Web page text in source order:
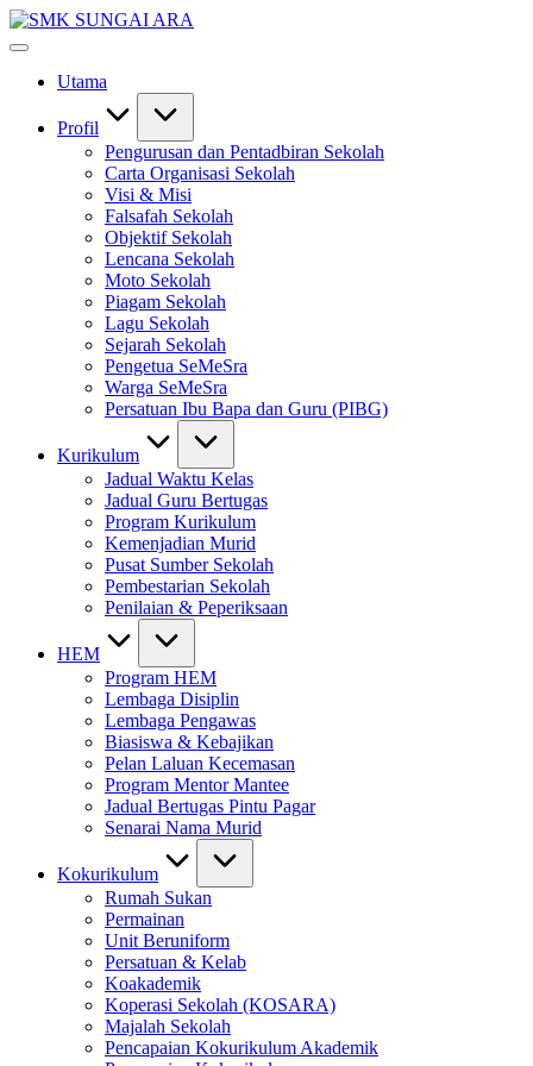
Skip
to
#KetekunanNadiKecemerlangan
#SeMeSradiHati
Utama
Profil
Pengurusan dan Pentadbiran Sekolah
Carta Organisasi Sekolah
Visi & Misi
Falsafah Sekolah
Objektif Sekolah
Lencana Sekolah
Moto Sekolah
Piagam Sekolah
Lagu Sekolah
Sejarah Sekolah
Pengetua SeMeSra
Warga SeMeSra
Persatuan Ibu Bapa dan Guru (PIBG)
Kurikulum
Jadual Waktu Kelas
Jadual Guru Bertugas
Program Kurikulum
Kemenjadian Murid
Pusat Sumber Sekolah
Pembestarian Sekolah
Penilaian & Peperiksaan
HEM
Program HEM
Lembaga Disiplin
Lembaga Pengawas
Biasiswa & Kebajikan
Pelan Laluan Kecemasan
Program Mentor Mantee
Jadual Bertugas Pintu Pagar
Senarai Nama Murid
Kokurikulum
Rumah Sukan
Permainan
Unit Beruniform
Persatuan & Kelab
Koakademik
Koperasi Sekolah (KOSARA)
Majalah Sekolah
Pencapaian Kokurikulum Akademik